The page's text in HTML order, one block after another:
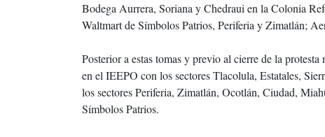
Bodega Aurrera, Soriana y Chedraui en la Colonia
Waltmart de Símbolos Patrios, Periferia y Zimatlán;
Posterior a estas tomas y previo al cierre de la
en el IEEPO con los sectores Tlacolula, Estatales,
los sectores Periferia, Zimatlán, Ocotlán, Ciudad,
Símbolos Patrios.